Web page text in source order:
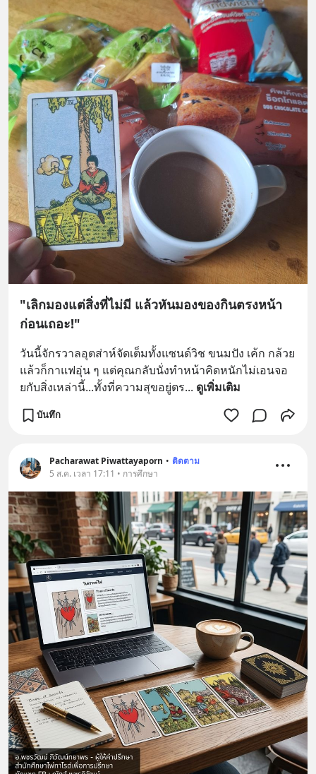
"เลิกมองแต่สิ่งที่ไม่มี แล้วหันมองของกินตรงหน้า
ก่อนเถอะ!"
วันนี้จักรวาลอุตส่าห์จัดเต็มทั้งแซนด์วิช ขนมปัง เค้ก กล้วย
แล้วก็กาแฟอุ่น ๆ แต่คุณกลับนั่งทำหน้าคิดหนักไม่เอนจอ
ยกับสิ่งเหล่านี้...ทั้งที่ความสุขอยู่ตร... ดูเพิ่มเติม
บันทึก
Pacharawat Piwattayaporn • ติดตาม
5 ส.ค. เวลา 17:11 • การศึกษา